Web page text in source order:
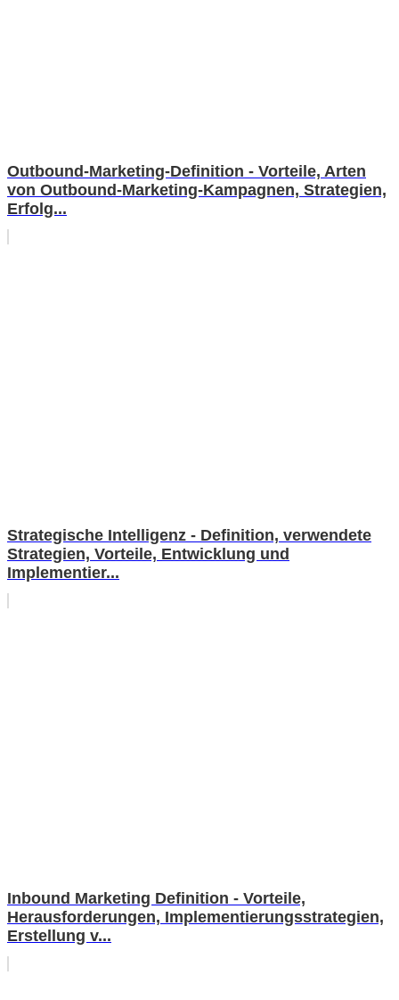
Outbound-Marketing-Definition - Vorteile, Arten
von Outbound-Marketing-Kampagnen, Strategien,
Erfolg...
Strategische Intelligenz - Definition, verwendete
Strategien, Vorteile, Entwicklung und
Implementier...
Inbound Marketing Definition - Vorteile,
Herausforderungen, Implementierungsstrategien,
Erstellung v...